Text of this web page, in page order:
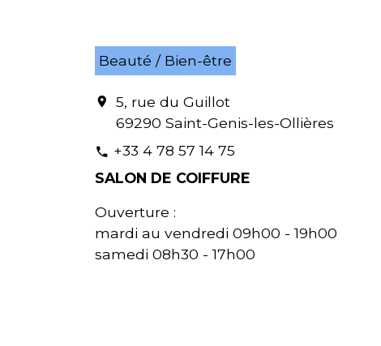
Beauté / Bien-être
location_on
5, rue du Guillot
69290 Saint-Genis-les-Ollières
phone +33 4 78 57 14 75
SALON DE COIFFURE
Ouverture :
mardi au vendredi 09h00 - 19h00
samedi 08h30 - 17h00